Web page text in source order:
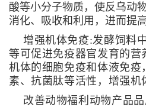
酸等小分子物质，使反乌动
消化、吸收和利用，进而提
增强机体免疫:发酵饲料
等可促进免疫器官发育的营
机体的细胞免疫和体液免疫
素、抗菌肽等活性，增强机
改善动物福利动物产品